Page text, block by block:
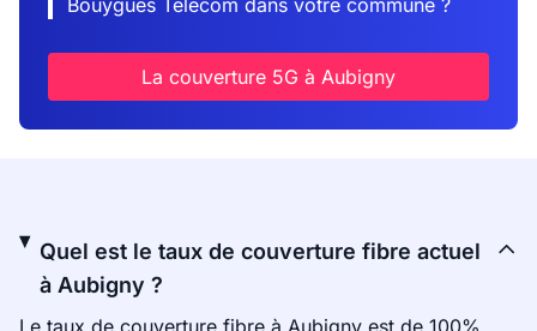
Bouygues Telecom dans votre commune ?
La couverture 5G à Aubigny
Quel est le taux de couverture fibre actuel
à Aubigny ?
Le taux de couverture fibre à Aubigny est de 100%